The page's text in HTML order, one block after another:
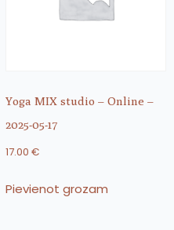
Yoga MIX studio – Online –
2025-05-17
17.00 €
Pievienot grozam